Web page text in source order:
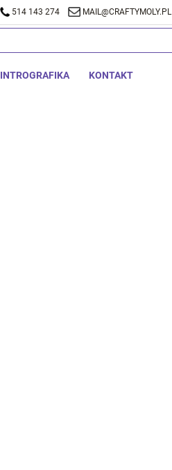
514 143 274 MAIL@CRAFTYMOLY.PL
INTROGRAFIKA KONTAKT